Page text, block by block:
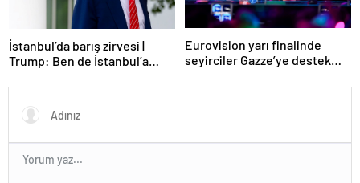
İstanbul’da barış zirvesi |
Trump: Ben de İstanbul’a
Eurovision yarı finalinde
seyirciler Gazze’ye destek